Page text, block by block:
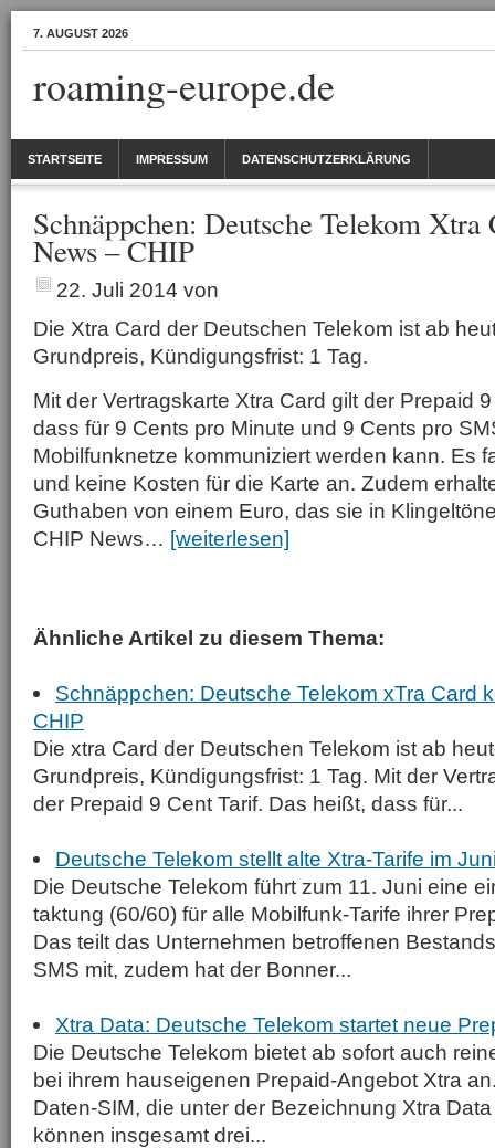
7. AUGUST 2026
roaming-europe.de
STARTSEITE IMPRESSUM DATENSCHUTZERKLÄRUNG
Schnäppchen: Deutsche Telekom Xtra
News – CHIP
22. Juli 2014 von
Die Xtra Card der Deutschen Telekom ist ab
Grundpreis, Kündigungsfrist: 1 Tag.
Mit der Vertragskarte Xtra Card gilt der Prepaid
dass für 9 Cents pro Minute und 9 Cents pro
Mobilfunknetze kommuniziert werden kann. Es
und keine Kosten für die Karte an. Zudem
Guthaben von einem Euro, das sie in
CHIP News… [weiterlesen]
Ähnliche Artikel zu diesem Thema:
Schnäppchen: Deutsche Telekom xTra Card
CHIP
Die xtra Card der Deutschen Telekom ist ab
Grundpreis, Kündigungsfrist: 1 Tag. Mit der
der Prepaid 9 Cent Tarif. Das heißt, dass für...
Deutsche Telekom stellt alte Xtra-Tarife im
Die Deutsche Telekom führt zum 11. Juni eine
taktung (60/60) für alle Mobilfunk-Tarife ihrer
Das teilt das Unternehmen betroffenen
SMS mit, zudem hat der Bonner...
Xtra Data: Deutsche Telekom startet neue
Die Deutsche Telekom bietet ab sofort auch
bei ihrem hauseigenen Prepaid-Angebot Xtra
Daten-SIM, die unter der Bezeichnung Xtra
können insgesamt drei...